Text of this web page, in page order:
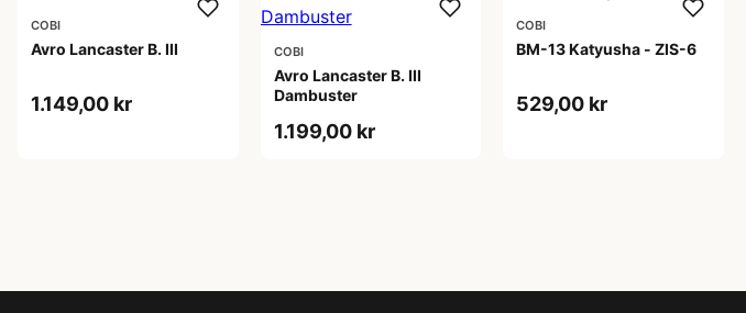
COBI
Avro Lancaster B. III
1.149,00 kr
COBI
Avro Lancaster B. III
Dambuster
1.199,00 kr
COBI
BM-13 Katyusha - ZIS-6
529,00 kr